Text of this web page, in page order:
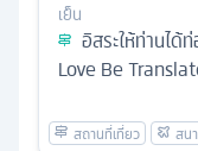
เย็น
อิสระให้ท่านได้
Love Be